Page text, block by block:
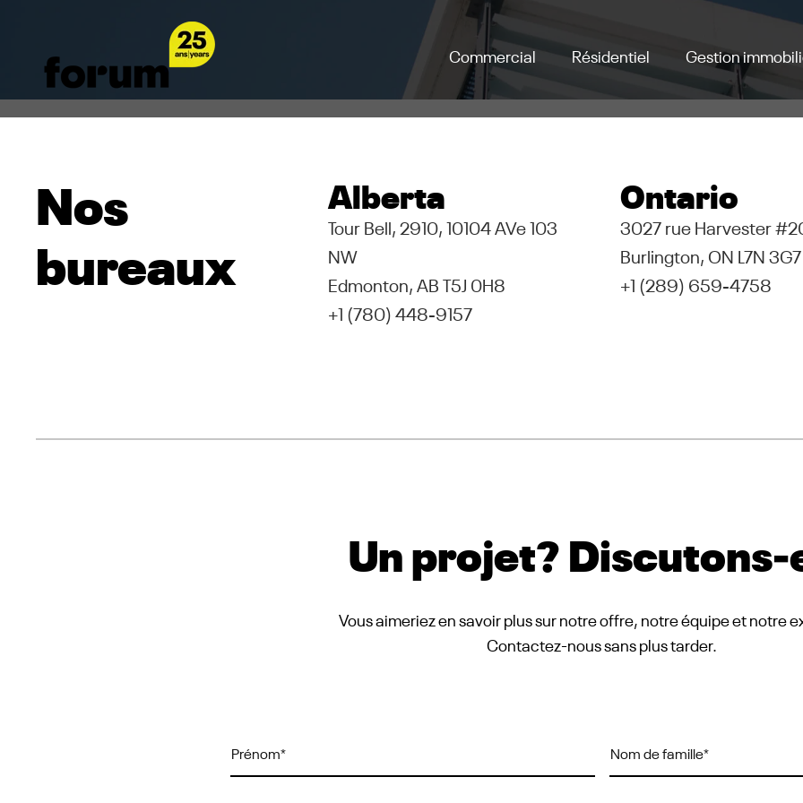
Commercial Résidentiel Gestion
Nos
bureaux
Alberta
Tour Bell, 2910, 10104 AVe 103
NW
Edmonton, AB T5J 0H8
+1 (780) 448-9157
Ontario
3027 rue Harvester
Burlington, ON L7N 3G7
+1 (289) 659-4758
Un projet?
Vous aimeriez en savoir plus sur notre offre, notre équipe et notre
Contactez-nous sans plus tarder.